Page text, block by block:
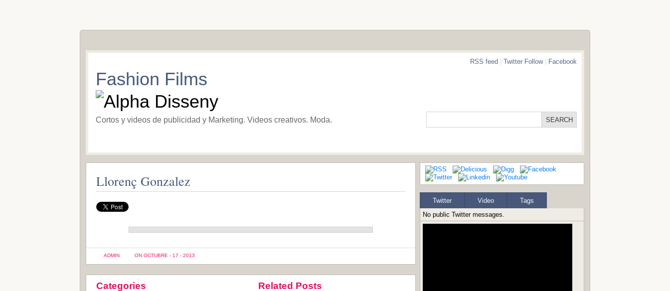
Fashion Films
Cortos y videos de publicidad y Marketing. Videos creativos. Moda.
RSS feed Twitter Follow| Facebook
Llorenç Gonzalez
ADMIN ON OCTUBRE - 17 - 2013
Categories
Related Posts
Twitter Video
Tags
No public Twitter messages.